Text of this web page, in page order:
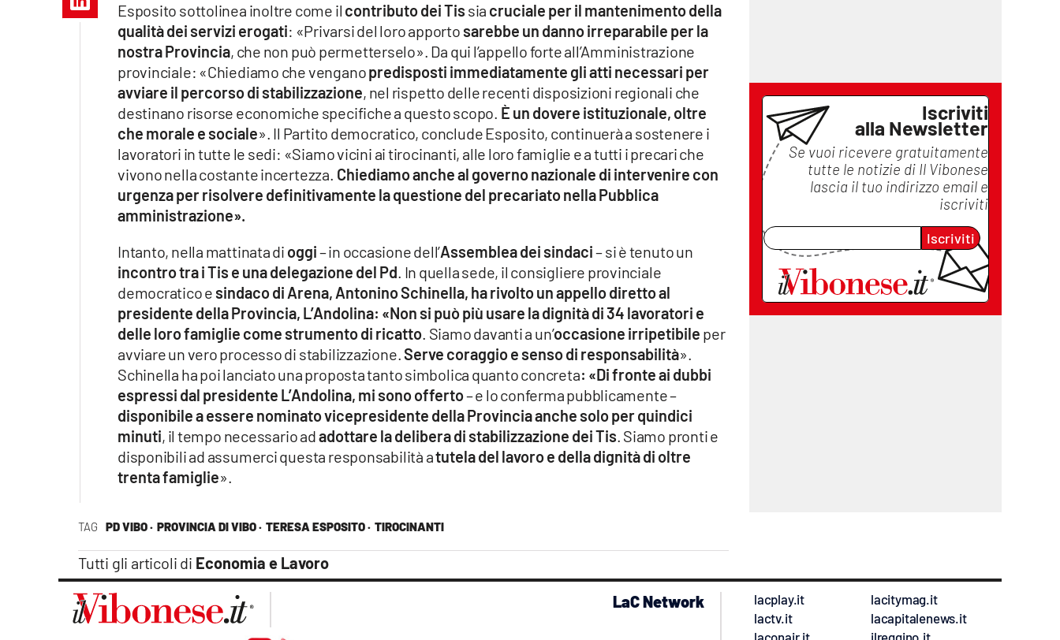
Vai
TAG PD VIBO · PROVINCIA DI VIBO · TERESA ESPOSITO · TIROCINANTI
Tutti gli articoli di Economia e Lavoro
Esposito sottolinea inoltre come il contributo dei Tis sia cruciale per il mantenimento della
qualità dei servizi erogati: «Privarsi del loro apporto sarebbe un danno irreparabile per la
nostra Provincia, che non può permetterselo». Da qui l’appello forte all’Amministrazione
provinciale: «Chiediamo che venganopredisposti immediatamente gli atti necessari per
avviare il percorso di stabilizzazione, nel rispetto delle recenti disposizioni regionali che
destinano risorse economiche specifiche a questo scopo. È un dovere istituzionale, oltre
che morale e sociale». Il Partito democratico, conclude Esposito, continuerà a sostenere i
lavoratori in tutte le sedi: «Siamo vicini ai tirocinanti, alle loro famiglie e a tutti i precari che
vivono nella costante incertezza. Chiediamo anche al governo nazionale di intervenire con
urgenza per risolvere definitivamente la questione del precariato nella Pubblica
amministrazione».
Intanto, nella mattinata di oggi– in occasione dell’Assemblea dei sindaci– si è tenuto un
incontro tra i Tis e una delegazione del Pd. In quella sede, il consigliere provinciale
democratico e sindaco di Arena, Antonino Schinella, ha rivolto un appello diretto al
presidente della Provincia, L’Andolina: «Non si può più usare la dignità di 34 lavoratori e
delle loro famiglie come strumento di ricatto. Siamo davanti a un’occasione irripetibile per
avviare un vero processo di stabilizzazione.Serve coraggio e senso di responsabilità».
Schinella ha poi lanciato una proposta tanto simbolica quanto concreta: «Di fronte ai dubbi
espressi dal presidente L’Andolina, mi sono offerto– e lo conferma pubblicamente –
disponibile a essere nominato vicepresidente della Provincia anche solo per quindici
minuti, il tempo necessario adadottare la delibera di stabilizzazione dei Tis. Siamo pronti e
disponibili ad assumerci questa responsabilità atutela del lavoro e della dignità di oltre
trenta famiglie».
Iscriviti
alla Newsletter
Se vuoi ricevere gratuitamente
tutte le notizie di Il Vibonese
lascia il tuo indirizzo email e
iscriviti
Iscriviti
LaC Network
lacplay.it
lactv.it
lacitymag.it
lacapitalenews.it